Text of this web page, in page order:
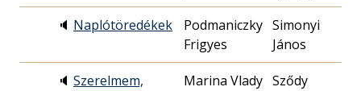
🔈 Naplótöredékek
Podmaniczky
Frigyes
Simonyi
János
🔈 Szerelmem,
Marina Vlady Sződy